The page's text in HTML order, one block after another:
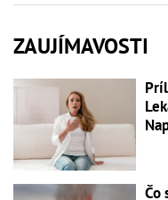
ZAUJÍMAVOSTI
Čo